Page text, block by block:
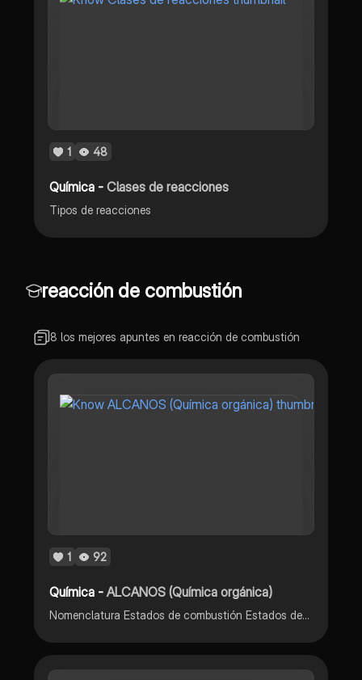
1 48
Química -Clases de reacciones
Tipos de reacciones
reacción de combustión
8 los mejores apuntes en reacción de combustión
1 92
Química -ALCANOS (Química orgánica)
Nomenclatura Estados de combustión Estados de halogenación Estados de Nitración